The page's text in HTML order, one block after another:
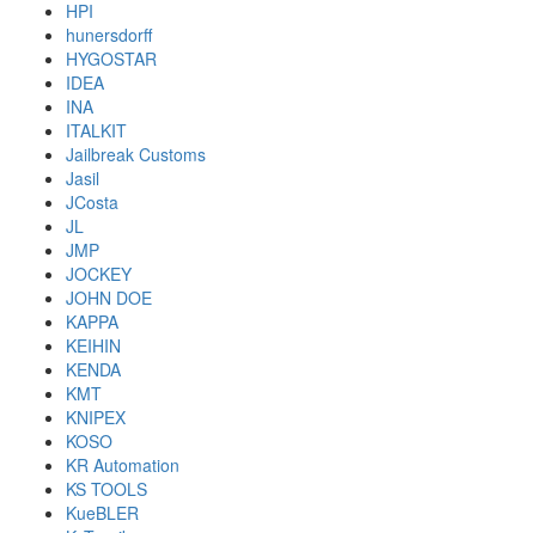
HPI
hunersdorff
HYGOSTAR
IDEA
INA
ITALKIT
Jailbreak Customs
Jasil
JCosta
JL
JMP
JOCKEY
JOHN DOE
KAPPA
KEIHIN
KENDA
KMT
KNIPEX
KOSO
KR Automation
KS TOOLS
KueBLER